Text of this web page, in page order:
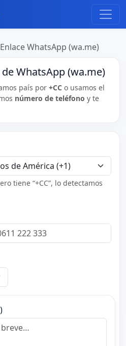
Enlace WhatsApp (wa.me)
WhatsApp (wa.me)
país por +CC o usamos el
número de teléfono y te
tiene “+CC”, lo detectamos